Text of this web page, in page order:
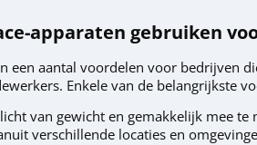
apparaten gebruiken
een aantal voordelen voor bedrijven
Enkele van de belangrijkste
van gewicht en gemakkelijk mee
verschillende locaties en